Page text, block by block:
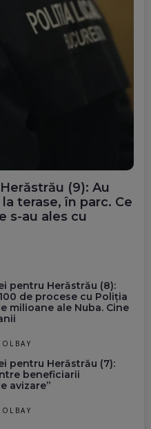
(9): Au
terase, în parc. Ce
s-au ales cu
pentru Herăstrău (8):
de procese cu Poliția
milioane ale Nuba. Cine
pentru Herăstrău (7):
beneficiarii
avizare”